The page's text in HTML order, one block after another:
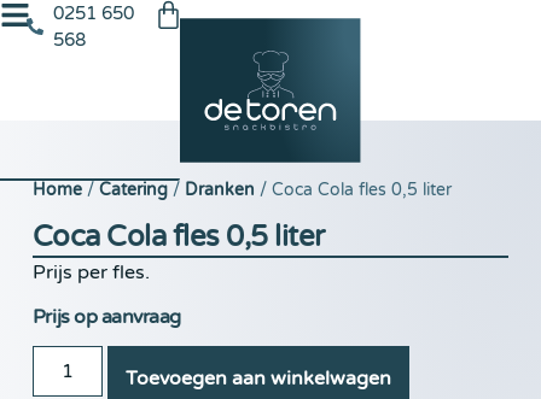
0251 650
568
Home/ Catering/ Dranken / Coca Cola fles 0,5 liter
Coca Cola fles 0,5 liter
Prijs per fles.
Prijs op aanvraag
Toevoegen aan winkelwagen